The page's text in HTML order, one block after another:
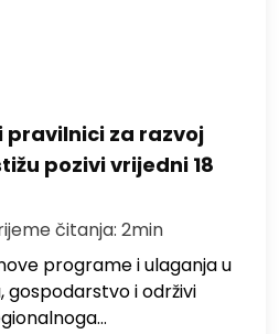
pravilnici za razvoj
pozivi vrijedni 18
čitanja: 2min
programe i ulaganja u
i održivi